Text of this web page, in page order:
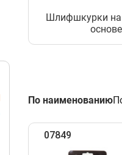
Шлифшкурки на
основе
По наименованию
07849